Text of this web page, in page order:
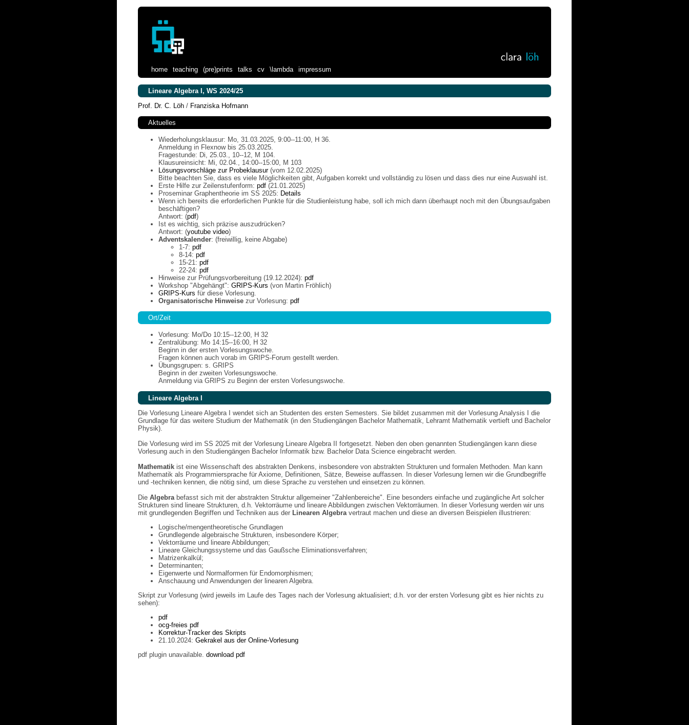
home teaching (pre)prints talks cv \lambda impressum
Lineare Algebra I, WS 2024/25
Prof. Dr. C. Löh / Franziska Hofmann
Aktuelles
Wiederholungsklausur: Mo, 31.03.2025, 9:00--11:00, H 36.
Anmeldung in Flexnow bis 25.03.2025.
Fragestunde: Di, 25.03., 10--12, M 104.
Klausureinsicht: Mi, 02.04., 14:00--15:00, M 103
Lösungsvorschläge zur Probeklausur(vom 12.02.2025)
Bitte beachten Sie, dass es viele Möglichkeiten gibt, Aufgaben korrekt und vollständig zu lösen und dass dies nur eine Auswahl ist.
Erste Hilfe zur Zeilenstufenform: pdf(21.01.2025)
Proseminar Graphentheorie im SS 2025: Details
Wenn ich bereits die erforderlichen Punkte für die Studienleistung habe, soll ich mich dann überhaupt noch mit den Übungsaufgaben
beschäftigen?
Antwort: (pdf)
Ist es wichtig, sich präzise auszudrücken?
Antwort: (youtube video)
Adventskalender: (freiwillig, keine Abgabe)
1-7: pdf
8-14: pdf
15-21: pdf
22-24: pdf
Hinweise zur Prüfungsvorbereitung (19.12.2024): pdf
Workshop "Abgehängt": GRIPS-Kurs (von Martin Fröhlich)
GRIPS-Kurs für diese Vorlesung.
Organisatorische Hinweisezur Vorlesung: pdf
Ort/Zeit
Vorlesung: Mo/Do 10:15--12:00, H 32
Zentralübung: Mo 14:15--16:00, H 32
Beginn in der ersten Vorlesungswoche.
Fragen können auch vorab im GRIPS-Forum gestellt werden.
Übungsgrupen: s. GRIPS
Beginn in der zweiten Vorlesungswoche.
Anmeldung via GRIPS zu Beginn der ersten Vorlesungswoche.
Lineare Algebra I
Die Vorlesung Lineare Algebra I wendet sich an Studenten des ersten Semesters. Sie bildet zusammen mit der Vorlesung Analysis I die
Grundlage für das weitere Studium der Mathematik (in den Studiengängen Bachelor Mathematik, Lehramt Mathematik vertieft und Bachelor
Physik).
Die Vorlesung wird im SS 2025 mit der Vorlesung Lineare Algebra II fortgesetzt. Neben den oben genannten Studiengängen kann diese
Vorlesung auch in den Studiengängen Bachelor Informatik bzw. Bachelor Data Science eingebracht werden.
Mathematikist eine Wissenschaft des abstrakten Denkens, insbesondere von abstrakten Strukturen und formalen Methoden. Man kann
Mathematik als Programmiersprache für Axiome, Definitionen, Sätze, Beweise auffassen. In dieser Vorlesung lernen wir die Grundbegriffe
und -techniken kennen, die nötig sind, um diese Sprache zu verstehen und einsetzen zu können.
Die Algebrabefasst sich mit der abstrakten Struktur allgemeiner "Zahlenbereiche". Eine besonders einfache und zugängliche Art solcher
Strukturen sind lineare Strukturen, d.h. Vektorräume und lineare Abbildungen zwischen Vektorräumen. In dieser Vorlesung werden wir uns
mit grundlegenden Begriffen und Techniken aus der Linearen Algebravertraut machen und diese an diversen Beispielen illustrieren:
Logische/mengentheoretische Grundlagen
Grundlegende algebraische Strukturen, insbesondere Körper;
Vektorräume und lineare Abbildungen;
Lineare Gleichungssysteme und das Gaußsche Eliminationsverfahren;
Matrizenkalkül;
Determinanten;
Eigenwerte und Normalformen für Endomorphismen;
Anschauung und Anwendungen der linearen Algebra.
Skript zur Vorlesung (wird jeweils im Laufe des Tages nach der Vorlesung aktualisiert; d.h. vor der ersten Vorlesung gibt es hier nichts zu
sehen):
pdf
ocg-freies pdf
Korrektur-Tracker des Skripts
21.10.2024: Gekrakel aus der Online-Vorlesung
pdf plugin unavailable. download pdf